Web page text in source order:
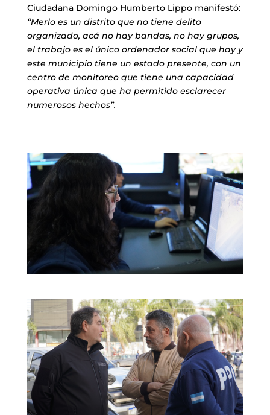
Ciudadana Domingo Humberto Lippo manifestó:
“Merlo es un distrito que no tiene delito
organizado, acá no hay bandas, no hay grupos,
el trabajo es el único ordenador social que hay y
este municipio tiene un estado presente, con un
centro de monitoreo que tiene una capacidad
operativa única que ha permitido esclarecer
numerosos hechos”.